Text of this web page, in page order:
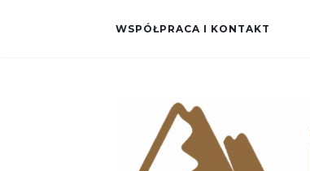
WSPÓŁPRACA I KONTAKT